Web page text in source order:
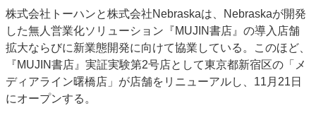
SDGs・地域
ポストプレス ビジネス
市場・統計
人事・移転・異動・訃報
特集記事カテゴリー一覧
特集・デジタル印刷 アイデアで勝負！ ～多様なビジネス・多彩な商材～
JAPAN PACK 2023 特集
株式会社トーハンと株式会社Nebraskaは、Nebraskaが開発
した無人営業化ソリューション『MUJIN書店』の導入店舗
拡大ならびに新業態開発に向けて協業している。このほど、
『MUJIN書店』実証実験第2号店として東京都新宿区の「メ
ディアライン曙橋店」が店舗をリニューアルし、11月21日
にオープンする。